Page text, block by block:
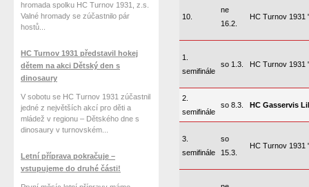
10.
ne
16.2.
HC Turnov 1931
1.
semifinále
so 1.3. HC Turnov 1931
2.
semifinále
so 8.3. HC Gasservis
3.
semifinále
so
15.3.
HC Turnov 1931
hromada spolku HC Turnov 1931, z.s.
Valné hromady se zúčastnilo pár
hostů...
HC Turnov 1931 představil hokej
dětem na akci Dětský den s
dinosaury
V sobotu se HC Turnov 1931 zúčastnil
jedné z největších akcí pro děti a
mládež v regionu – Dětského dne s
dinosaury v turnovském...
Letní příprava pokračuje –
vstupujeme do druhé části!